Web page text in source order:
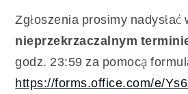
Zgłoszenia prosimy nadysłać
nieprzekrzaczalnym
godz. 23:59 za pomocą
https://forms.office.com/e/